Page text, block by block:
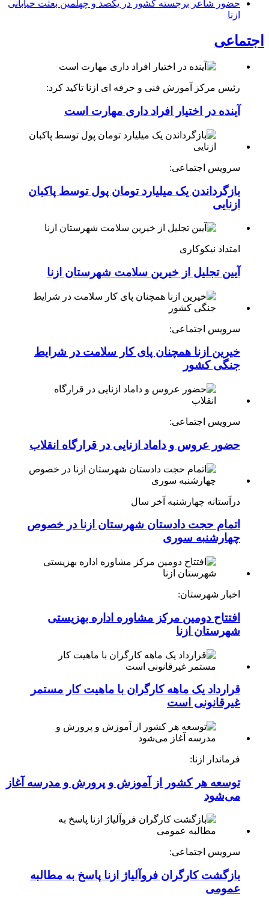
حضور شاعر برجسته کشور در یکصد و چهلمین بعثت خیابانی
ازنا
اجتماعی
رئیس مرکز آموزش فنی و حرفه ای ازنا تاکید کرد:
آینده در اختیار افراد داری مهارت است
سرویس اجتماعی:
بازگرداندن یک میلیارد تومان پول توسط پاکبان
ازنایی
امتداد نیکوکاری
آیین تجلیل از خیرین سلامت شهرستان ازنا
سرویس اجتماعی:
خیرین ازنا همچنان پای کار سلامت در شرایط
جنگی کشور
سرویس اجتماعی:
حضور عروس و داماد ازنایی در قرارگاه انقلاب
درآستانه چهارشنبه آخر سال
اتمام حجت دادستان شهرستان ازنا در خصوص
چهارشنبه ‌سوری
اخبار شهرستان:
افتتاح دومین مرکز مشاوره اداره بهزیستی
شهرستان ازنا
قرارداد یک ماهه کارگران با ماهیت کار مستمر
غیرقانونی است
فرماندار ازنا:
توسعه هر کشور از آموزش و پرورش و مدرسه آغاز
می‌شود
سرویس اجتماعی:
بازگشت کارگران فروآلیاژ ازنا پاسخ به مطالبه
عمومی